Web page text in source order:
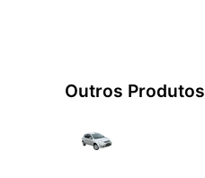
Outros Produtos